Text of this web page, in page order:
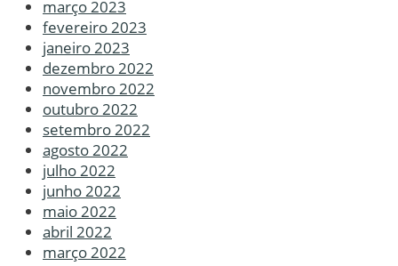
março 2023
fevereiro 2023
janeiro 2023
dezembro 2022
novembro 2022
outubro 2022
setembro 2022
agosto 2022
julho 2022
junho 2022
maio 2022
abril 2022
março 2022